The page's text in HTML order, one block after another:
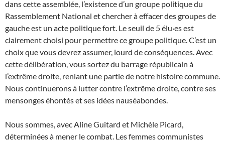
dans cette assemblée, l’existence d’un groupe politique du
Rassemblement National et chercher à effacer des groupes de
gauche est un acte politique fort. Le seuil de 5 élu·es est
clairement choisi pour permettre ce groupe politique. C’est un
choix que vous devrez assumer, lourd de conséquences. Avec
cette délibération, vous sortez du barrage républicain à
l’extrême droite, reniant une partie de notre histoire commune.
Nous continuerons à lutter contre l’extrême droite, contre ses
mensonges éhontés et ses idées nauséabondes.
Nous sommes, avec Aline Guitard et Michèle Picard,
déterminées à mener le combat. Les femmes communistes